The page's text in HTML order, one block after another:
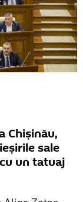
Chișinău,
sale
un tatuaj